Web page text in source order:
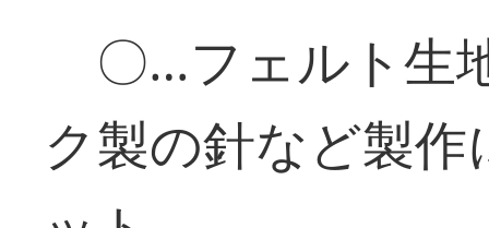
〇…フェルト生
ク製の針など製